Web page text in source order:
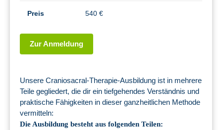
Preis 540 €
Zur Anmeldung
Unsere Craniosacral-Therapie-Ausbildung ist in mehrere
Teile gegliedert, die dir ein tiefgehendes Verständnis und
praktische Fähigkeiten in dieser ganzheitlichen Methode
vermitteln:
Die Ausbildung besteht aus folgenden Teilen: